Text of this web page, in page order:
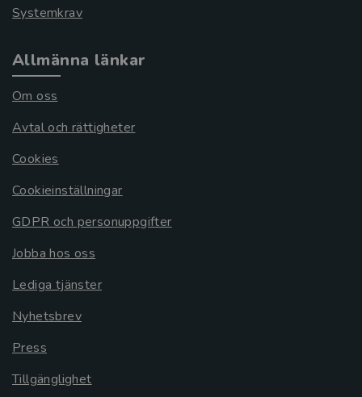
Systemkrav
Allmänna länkar
Om oss
Avtal och rättigheter
Cookies
Cookieinställningar
GDPR och personuppgifter
Jobba hos oss
Lediga tjänster
Nyhetsbrev
Press
Tillgänglighet